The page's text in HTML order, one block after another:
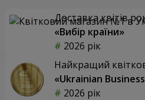
Доставка квітів
«Вибір країни»
2026 рік
Найкращий
«Ukrainian
2026 рік